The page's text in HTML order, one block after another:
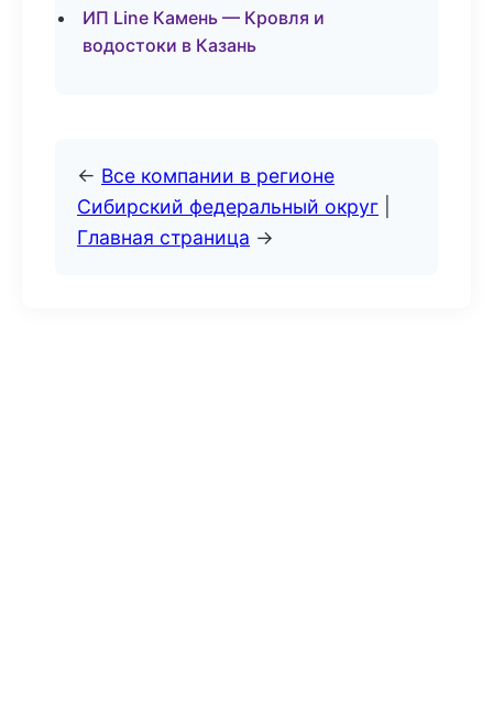
ИП Line Камень — Кровля и
водостоки в Казань
← Все компании в регионе
Сибирский федеральный округ
Главная страница →